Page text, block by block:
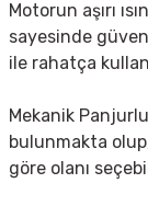
Motorun aşırı
sayesinde
ile rahatça
Mekanik
bulunmakta
göre olanı